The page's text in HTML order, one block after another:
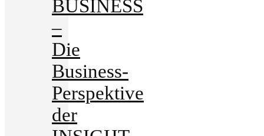
BUSINESS
–
Die
Business-
Perspektive
der